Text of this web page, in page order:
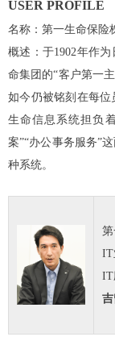
USER PROFILE
名称：第一生命保险
概述：于1902年作
命集团的“客户第一
如今仍被铭刻在每
生命信息系统担负
案”“办公事务服务”
种系统。
IT
IT